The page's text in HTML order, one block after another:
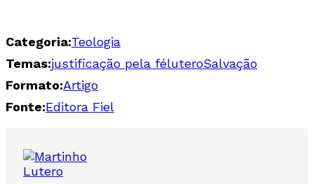
Categoria:Teologia
Temas:justificação pela féluteroSalvação
Formato:Artigo
Fonte:Editora Fiel